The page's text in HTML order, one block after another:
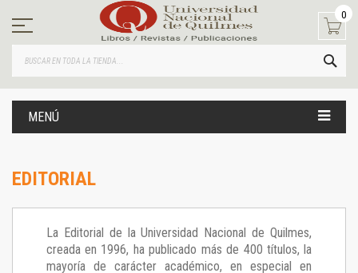
contenido
0
MENÚ
EDITORIAL
La Editorial de la Universidad Nacional de Quilmes,
creada en 1996, ha publicado más de 400 títulos, la
mayoría de carácter académico, en especial en